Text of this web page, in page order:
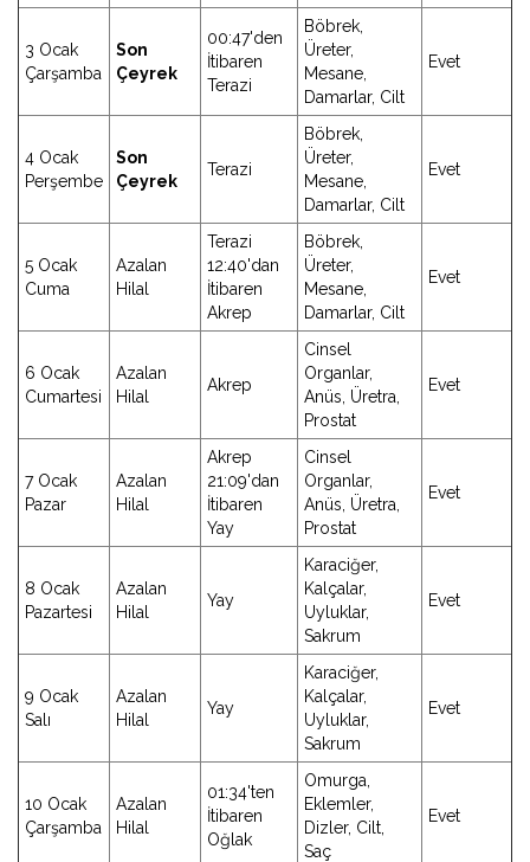
3 Ocak
Çarşamba
Son
Çeyrek
00:47'den
İtibaren
Terazi
Böbrek,
Üreter,
Mesane,
Damarlar, Cilt
Evet
4 Ocak
Perşembe
Son
Çeyrek
Terazi
Böbrek,
Üreter,
Mesane,
Damarlar, Cilt
Evet
5 Ocak
Cuma
Azalan
Hilal
Terazi
12:40'dan
İtibaren
Akrep
Böbrek,
Üreter,
Mesane,
Damarlar, Cilt
Evet
6 Ocak
Cumartesi
Azalan
Hilal
Akrep
Cinsel
Organlar,
Anüs, Üretra,
Prostat
Evet
7 Ocak
Pazar
Azalan
Hilal
Akrep
21:09'dan
İtibaren
Yay
Cinsel
Organlar,
Anüs, Üretra,
Prostat
Evet
8 Ocak
Pazartesi
Azalan
Hilal
Yay
Karaciğer,
Kalçalar,
Uyluklar,
Sakrum
Evet
9 Ocak
Salı
Azalan
Hilal
Yay
Karaciğer,
Kalçalar,
Uyluklar,
Sakrum
Evet
10 Ocak
Çarşamba
Azalan
Hilal
01:34'ten
İtibaren
Oğlak
Omurga,
Eklemler,
Dizler, Cilt,
Saç
Evet